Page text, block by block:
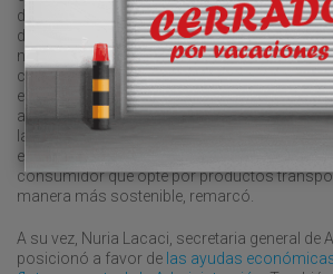
de combustible (hidrógeno), según resumió
de Primafrio, Adrián Valverde. “Nuestro
neutros en emisiones en 2040”, adelantó el
consideró “insuficiente la intensidad de las
esta transición en el transporte por carretera”.
apostó por una taxonomía que contemple
la penalización a empresas que no cumplan
empresas que sí cumplan”, además de
consumidor que opte por productos
manera más sostenible, remarcó.
A su vez, Nuria Lacaci, secretaria general de
posicionó a favor de las ayudas